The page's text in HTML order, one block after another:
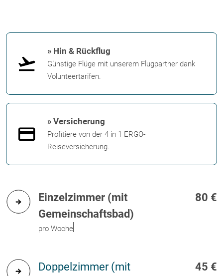
» Hin & Rückflug
Günstige Flüge mit unserem Flugpartner dank
Volunteertarifen.
» Versicherung
Profitiere von der 4 in 1 ERGO-
Reiseversicherung.
Einzelzimmer (mit
Gemeinschaftsbad)
80 €
pro Woche
Doppelzimmer (mit
45 €